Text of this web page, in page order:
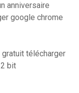
anniversaire
google chrome
télécharger
bit